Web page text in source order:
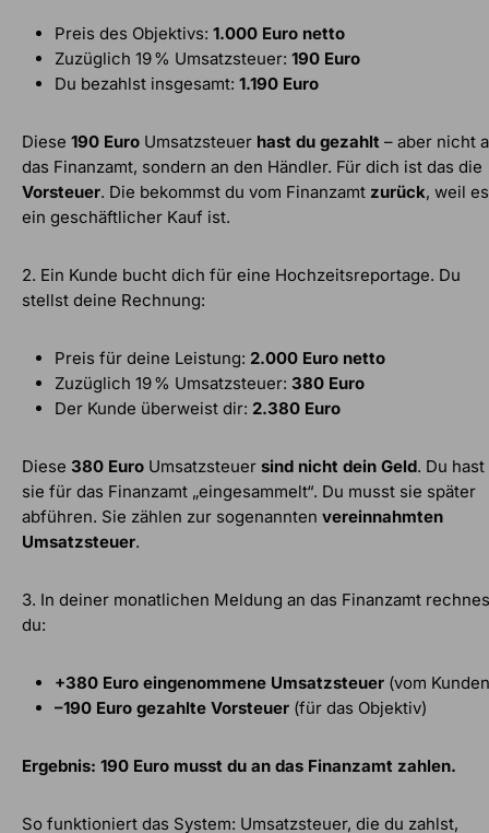
Preis des Objektivs: 1.000 Euro netto
Zuzüglich 19 % Umsatzsteuer: 190 Euro
Du bezahlst insgesamt: 1.190 Euro
Diese 190 Euro Umsatzsteuer hast du gezahlt – aber nicht
das Finanzamt, sondern an den Händler. Für dich ist das die
Vorsteuer. Die bekommst du vom Finanzamt zurück, weil es
ein geschäftlicher Kauf ist.
2. Ein Kunde bucht dich für eine Hochzeitsreportage. Du
stellst deine Rechnung:
Preis für deine Leistung: 2.000 Euro netto
Zuzüglich 19 % Umsatzsteuer: 380 Euro
Der Kunde überweist dir: 2.380 Euro
Diese 380 Euro Umsatzsteuer sind nicht dein Geld. Du hast
sie für das Finanzamt „eingesammelt“. Du musst sie später
abführen. Sie zählen zur sogenannten vereinnahmten
Umsatzsteuer.
3. In deiner monatlichen Meldung an das Finanzamt
du:
+380 Euro eingenommene Umsatzsteuer (vom
–190 Euro gezahlte Vorsteuer (für das Objektiv)
Ergebnis: 190 Euro musst du an das Finanzamt zahlen.
So funktioniert das System: Umsatzsteuer, die du zahlst,